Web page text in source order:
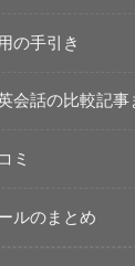
の手引き
会話の比較記事
ミ
ルのまとめ